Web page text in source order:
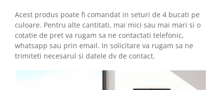
Acest produs poate fi comandat in seturi de 4 bucati pe
culoare. Pentru alte cantitati, mai mici sau mai mari si o
cotatie de pret va rugam sa ne contactati telefonic,
whatsapp sau prin email. In solicitare va rugam sa ne
trimiteti necesarul si datele dv de contact.